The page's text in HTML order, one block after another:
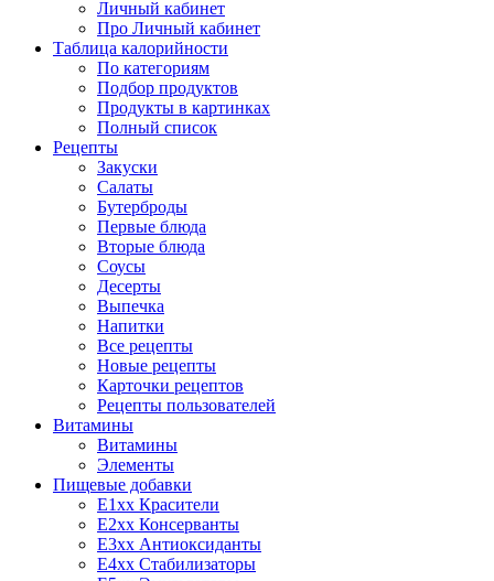
Личный кабинет
Про Личный кабинет
Таблица калорийности
По категориям
Подбор продуктов
Продукты в картинках
Полный список
Рецепты
Закуски
Салаты
Бутерброды
Первые блюда
Вторые блюда
Соусы
Десерты
Выпечка
Напитки
Все рецепты
Новые рецепты
Карточки рецептов
Рецепты пользователей
Витамины
Витамины
Элементы
Пищевые добавки
E1xx Красители
E2xx Консерванты
E3xx Антиоксиданты
E4xx Стабилизаторы